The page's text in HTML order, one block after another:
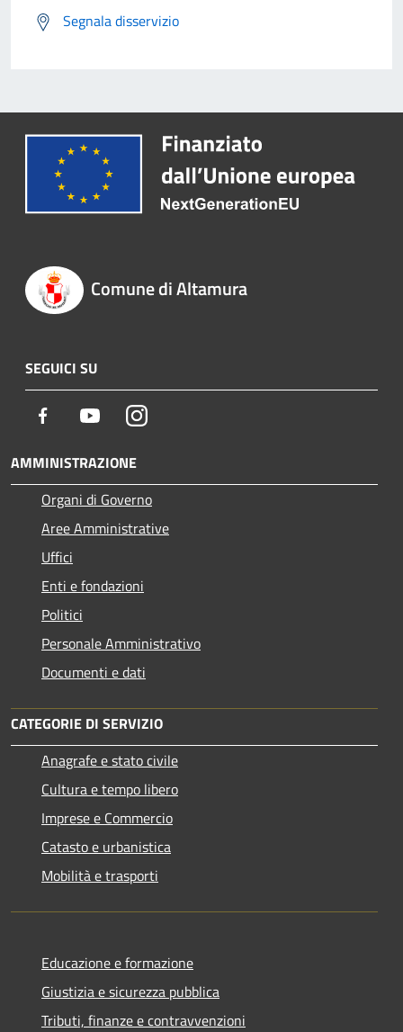
Segnala disservizio
Comune di Altamura
SEGUICI SU
Facebook YoutubeInstagram
AMMINISTRAZIONE
Organi di Governo
Aree Amministrative
Uffici
Enti e fondazioni
Politici
Personale Amministrativo
Documenti e dati
CATEGORIE DI SERVIZIO
Anagrafe e stato civile
Cultura e tempo libero
Imprese e Commercio
Catasto e urbanistica
Mobilità e trasporti
Educazione e formazione
Giustizia e sicurezza pubblica
Tributi, finanze e contravvenzioni